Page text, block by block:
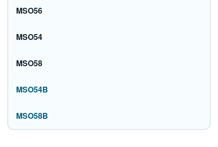
MSO56
MSO54
MSO58
MSO54B
MSO58B